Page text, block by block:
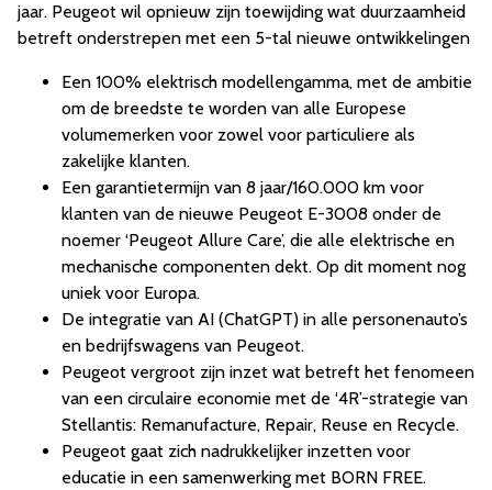
jaar. Peugeot wil opnieuw zijn toewijding wat duurzaamheid
betreft onderstrepen met een 5-tal nieuwe ontwikkelingen
Een 100% elektrisch modellengamma, met de ambitie
om de breedste te worden van alle Europese
volumemerken voor zowel voor particuliere als
zakelijke klanten.
Een garantietermijn van 8 jaar/160.000 km voor
klanten van de nieuwe Peugeot E-3008 onder de
noemer ‘Peugeot Allure Care’, die alle elektrische en
mechanische componenten dekt. Op dit moment nog
uniek voor Europa.
De integratie van AI (ChatGPT) in alle personenauto’s
en bedrijfswagens van Peugeot.
Peugeot vergroot zijn inzet wat betreft het fenomeen
van een circulaire economie met de ‘4R’-strategie van
Stellantis: Remanufacture, Repair, Reuse en Recycle.
Peugeot gaat zich nadrukkelijker inzetten voor
educatie in een samenwerking met BORN FREE.